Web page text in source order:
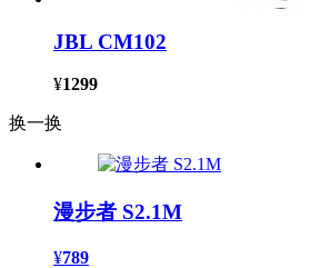
JBL CM102
¥1299
换一换
漫步者 S2.1M
¥789